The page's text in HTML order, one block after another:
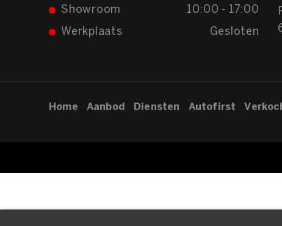
Showroom 10:00 - 17:00
Werkplaats Gesloten
Home Aanbod Diensten Autofirst